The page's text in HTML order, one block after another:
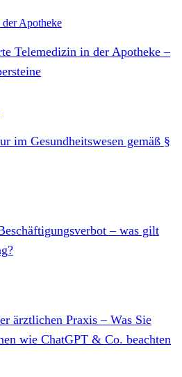
Telemedizin in der Apotheke –
im Gesundheitswesen gemäß §
– was gilt
ärztlichen Praxis – Was Sie
wie ChatGPT & Co. beachten